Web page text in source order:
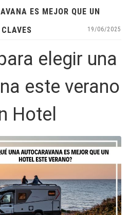
ES MEJOR QUE UN
19/06/2025
elegir una
este verano
Hotel